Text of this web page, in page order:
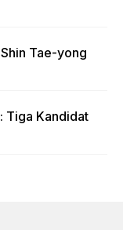
Tae-yong
Tiga Kandidat